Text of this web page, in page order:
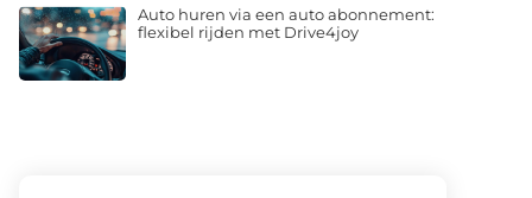
Auto huren via een auto abonnement:
flexibel rijden met Drive4joy